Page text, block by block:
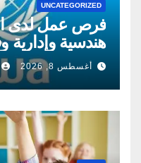
UNCATEGORIZED
فرص عمل لدى
هندسية وإدارية
أغسطس 8, 2026